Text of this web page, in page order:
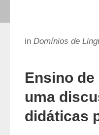
in Domínios de
Ensino
uma
didáticas